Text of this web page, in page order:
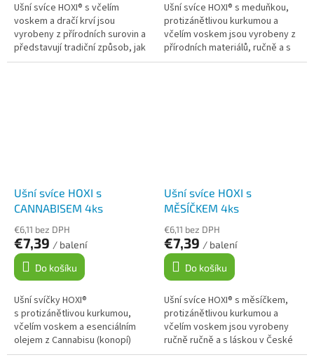
Ušní svíce HOXI® s včelím
voskem a dračí krví jsou
vyrobeny z přírodních surovin a
představují tradiční způsob, jak
podpořit harmonii a relaxaci.
Ušní svíce HOXI® s meduňkou,
protizánětlivou kurkumou a
včelím voskem jsou vyrobeny z
přírodních materiálů, ručně a s
láskou v České republice. Nabízí
Ušní svíce HOXI s
CANNABISEM 4ks
€6,11 bez DPH
€7,39 / balení
Do košíku
Ušní svíčky HOXI®
s protizánětlivou kurkumou,
včelím voskem a esenciálním
olejem z Cannabisu (konopí)
doporučujeme používat při
Ušní svíce HOXI s
MĚSÍČKEM 4ks
€6,11 bez DPH
€7,39 / balení
Do košíku
Ušní svíce HOXI® s měsíčkem,
protizánětlivou kurkumou a
včelím voskem jsou vyrobeny
ručně ručně a s láskou v České
republice. Jsou určeny k